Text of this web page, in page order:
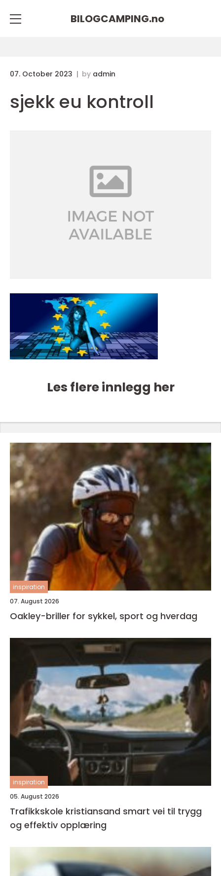
BILOGCAMPING.no
07. October 2023 by admin
sjekk eu kontroll
Les flere innlegg her
inspiration
07. August 2026
Oakley-briller for sykkel, sport og hverdag
inspiration
05. August 2026
Trafikkskole kristiansand smart vei til trygg
og effektiv opplæring